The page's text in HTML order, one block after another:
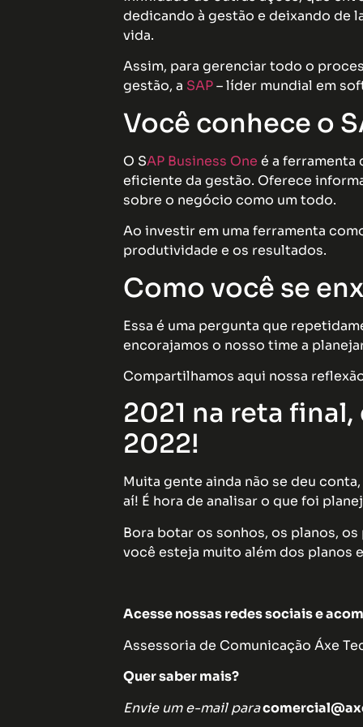
dedicando à gestão e deixando de
vida.
Assim, para gerenciar todo o
gestão, a SAP– líder mundial em
Você conhece o
O SAP Business One é a
eficiente da gestão. Oferece
sobre o negócio como um todo.
Ao investir em uma ferramenta
produtividade e os resultados.
Como você se
Essa é uma pergunta que
encorajamos o nosso time a
Compartilhamos aqui nossa
2021 na reta
2022!
Muita gente ainda não se deu
aí! É hora de analisar o que foi
Bora botar os sonhos, os planos,
você esteja muito além dos planos
Acesse nossas redes sociais e
Assessoria de Comunicação Áxe
Quer saber mais?
Envie um e-mail para